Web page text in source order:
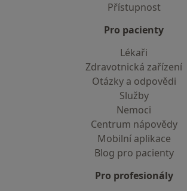
Přístupnost
Pro pacienty
Lékaři
Zdravotnická zařízení
Otázky a odpovědi
Služby
Nemoci
Centrum nápovědy
Mobilní aplikace
Blog pro pacienty
Pro profesionály